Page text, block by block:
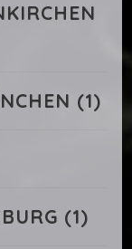
(1)
(1)